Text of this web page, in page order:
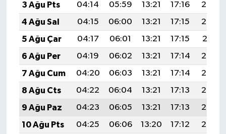
3 Ağu Pts
04:14 05:59 13:21 17:16
20:33
4 Ağu Sal
04:15 06:00 13:21 17:15
20:32
5 Ağu Çar
04:17 06:01 13:21 17:15
20:31
6 Ağu Per
04:19 06:02 13:21 17:14
20:30
7 Ağu Cum
04:20 06:03 13:21 17:14
20:29
8 Ağu Cts
04:22 06:04 13:21 17:13
20:27
9 Ağu Paz
04:23 06:05 13:21 17:13
20:26
10 Ağu Pts
04:25 06:06 13:20 17:12
20:25